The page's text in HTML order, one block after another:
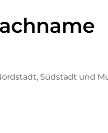
Südstadt und